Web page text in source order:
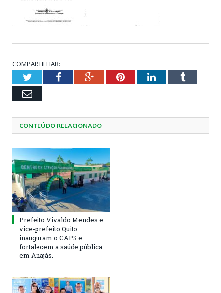
COMPARTILHAR:
TwitterFacebookGoogle+PinterestLinkedInTumblr
Email
CONTEÚDO RELACIONADO
Prefeito Vivaldo Mendes e
vice-prefeito Quito
inauguram o CAPS e
fortalecem a saúde pública
em Anajás.